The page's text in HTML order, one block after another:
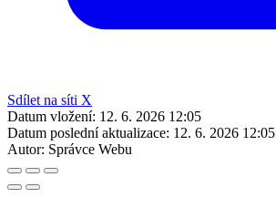
Sdílet na síti X
Datum vložení: 12. 6. 2026 12:05
Datum poslední aktualizace: 12. 6. 2026 12:05
Autor: Správce Webu